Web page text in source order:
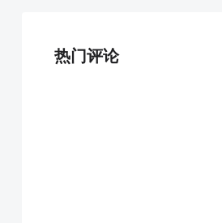
热门评论